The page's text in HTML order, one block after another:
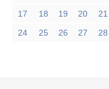
17 18 19 20 21
24 25 26 27 28